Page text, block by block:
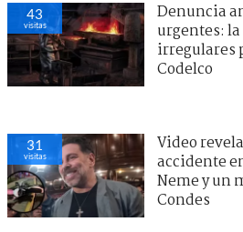
43
visitas
Denuncia
urgentes:
irregulares
Codelco
31
visitas
Video
accidente
Neme y un
Condes